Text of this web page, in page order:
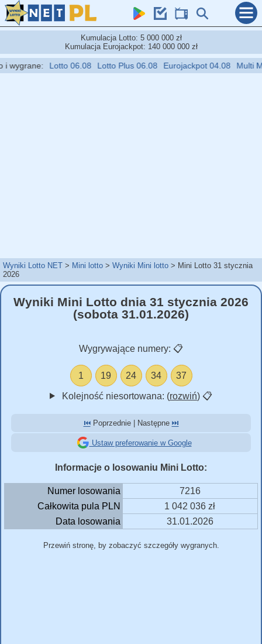
Kumulacja Lotto: 5 000 000 zł
Kumulacja Eurojackpot: 140 000 000 zł
Lotto 06.08 Lotto Plus 06.08 Eurojackpot 04.08 Multi
Wyniki Lotto NET Mini lotto Wyniki Mini lotto
Mini Lotto 31 stycznia
2026
Wyniki Mini Lotto dnia 31 stycznia 2026
(sobota 31.01.2026)
Wygrywające numery: 📋
1 19 24 34 37
Kolejność niesortowana: (rozwiń) 📋
⏮️Poprzednie | Następne ⏭️
Ustaw preferowanie w Google
Informacje o losowaniu Mini Lotto:
Numer losowania
7216
Całkowita pula PLN
1 042 036 zł
Data losowania
31.01.2026
Przewiń stronę, by zobaczyć szczegóły wygranych.